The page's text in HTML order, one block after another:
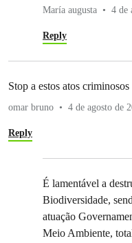
María augusta 4 de
Reply
Stop a estos atos
omar bruno 4 de agosto de
Reply
É lamentável a
Biodiversidade,
atuação
Meio Ambiente,